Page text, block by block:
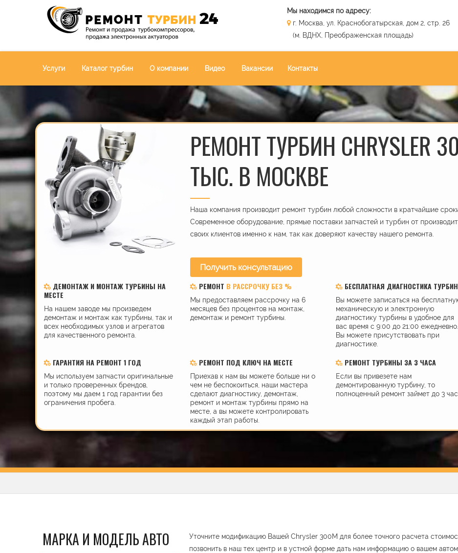
Мы находимся по адресу:
г. Москва, ул. Краснобогатырская, дом 2, стр. 26
(м. ВДНХ, Преображенская площадь)
Услуги Каталог турбин О компании Видео Вакансии Контакты
РЕМОНТ ТУРБИН CHRYSLER
ТЫС. В МОСКВЕ
Наша компания производит ремонт турбин любой сложности в кратчайшие
Современное оборудование, прямые поставки запчастей и турбин от
своих клиентов именно к нам, так как доверяют качеству нашего ремонта.
Получить консультацию
ДЕМОНТАЖ И МОНТАЖ ТУРБИНЫ НА
МЕСТЕ
На нашем заводе мы произведем
демонтаж и монтаж как турбины, так и
всех необходимых узлов и агрегатов
для качественного ремонта.
РЕМОНТ В РАССРОЧКУ БЕЗ %
Мы предоставляем рассрочку на 6
месяцев без процентов на монтаж,
демонтаж и ремонт турбины.
БЕСПЛАТНАЯ ДИАГНОСТИКА
Вы можете записаться на
механическую и электронную
диагностику турбины в удобное для
вас время с 9:00 до 21:00 ежедневно.
Вы можете присутствовать при
диагностике.
ГАРАНТИЯ НА РЕМОНТ 1 ГОД
Мы используем запчасти оригинальные
и только проверенных брендов,
поэтому мы даем 1 год гарантии без
ограничения пробега.
РЕМОНТ ПОД КЛЮЧ НА МЕСТЕ
Приехав к нам вы можете больше ни о
чем не беспокоиться, наши мастера
сделают диагностику, демонтаж,
ремонт и монтаж турбины прямо на
месте, а вы можете контролировать
каждый этап работы.
РЕМОНТ ТУРБИНЫ ЗА 3 ЧАСА
Если вы привезете нам
демонтированную турбину, то
полноценный ремонт займет до 3
Уточните модификацию Вашей Chrysler 300M для более точного расчета
позвонить в наш тех центр и в устной форме дать нам информацию о вашем
МАРКА И МОДЕЛЬ АВТО